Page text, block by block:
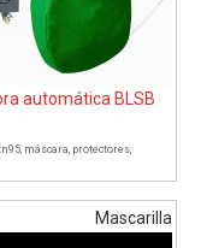
automática BLSB
máscara protectores
Mascarilla